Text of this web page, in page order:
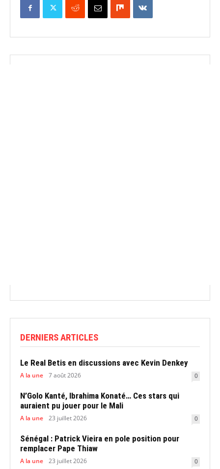
DERNIERS ARTICLES
Le Real Betis en discussions avec Kevin Denkey
A la une 7 août 2026 0
N’Golo Kanté, Ibrahima Konaté… Ces stars qui
auraient pu jouer pour le Mali
A la une 23 juillet 2026 0
Sénégal : Patrick Vieira en pole position pour
remplacer Pape Thiaw
A la une 23 juillet 2026 0